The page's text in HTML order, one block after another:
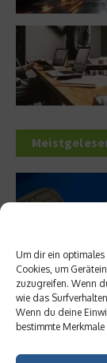
Um dir ein
Cookies, um
zuzugreifen. Wenn
wie das
Wenn du deine
bestimmte